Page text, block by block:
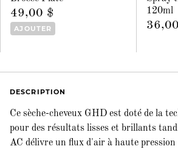
49,00 $
AJOUTER
120ml
DESCRIPTION
Ce sèche-cheveux GHD est doté de la
pour des résultats lisses et brillants
AC délivre un flux d'air à haute pression